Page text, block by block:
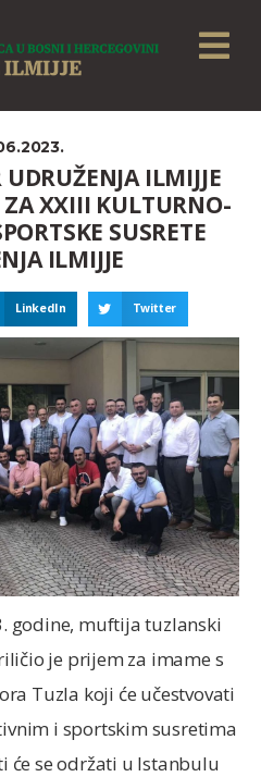
ILMIJJE
ZA XXIII KULTURNO-
SUSRETE
ILMIJJE
LinkedIn Twitter
godine, muftija tuzlanski
je prijem za imame s
Tuzla koji će učestvovati
i sportskim susretima
će se održati u Istanbulu